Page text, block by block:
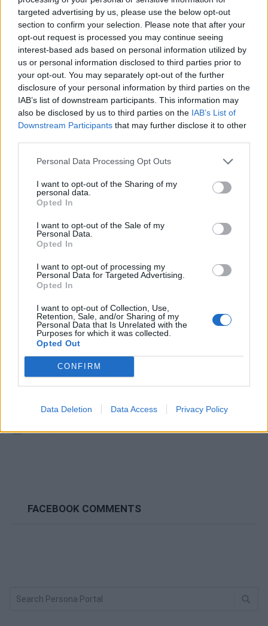
targeted advertising by us, please use the below opt-out
section to confirm your selection. Please note that after your
opt-out request is processed you may continue seeing
interest-based ads based on personal information utilized by
us or personal information disclosed to third parties prior to
your opt-out. You may separately opt-out of the further
disclosure of your personal information by third parties on the
IAB’s list of downstream participants. This information may
also be disclosed by us to third parties on the IAB’s List of
Downstream Participants that may further disclose it to other
Personal Data Processing Opt Outs
I want to opt-out of the Sharing of my
personal data.
Opted In
I want to opt-out of the Sale of my
Personal Data.
Opted In
I want to opt-out of processing my
Personal Data for Targeted Advertising.
Opted In
I want to opt-out of Collection, Use,
Retention, Sale, and/or Sharing of my
Personal Data that Is Unrelated with the
Purposes for which it was collected.
Opted Out
CONFIRM
Data Deletion Data Access Privacy Policy
P5X: Guida all'uso di Sumer Closer (Tropical Motoha
23/09/2025
Sonic Racing: CrossWorlds aggiunge Joker ai suoi
08/06/2025
FACEBOOK COMMENTS